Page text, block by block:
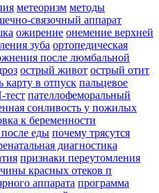
метеоризм методы
связочный аппарат
ожирение онемение верхней
зуба ортопедическая
после люмбальной
острый живот острый отит
карту в отпуск пальцевое
пателлофеморальный
сонливость у пожилых
к беременности
еды почему трясутся
диагностика
признаки переутомления
красных отеков п
аппарата программа